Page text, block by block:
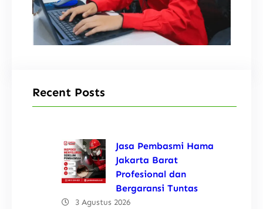
Recent Posts
Jasa Pembasmi Hama
Jakarta Barat
Profesional dan
Bergaransi Tuntas
3 Agustus 2026